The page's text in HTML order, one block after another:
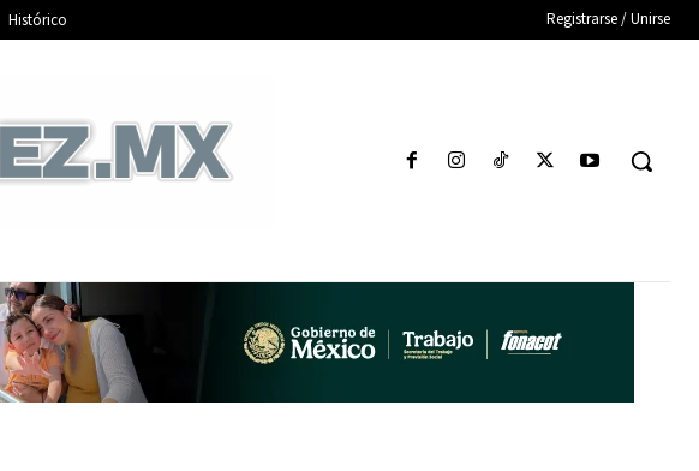
Histórico Registrarse / Unirse